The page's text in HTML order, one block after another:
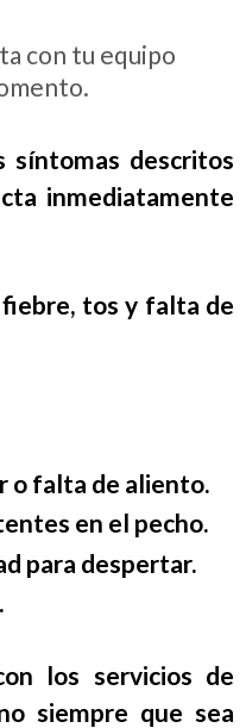
con tu equipo
síntomas descritos
inmediatamente
tos y falta de
o falta de aliento.
en el pecho.
para despertar.
los servicios de
siempre que sea